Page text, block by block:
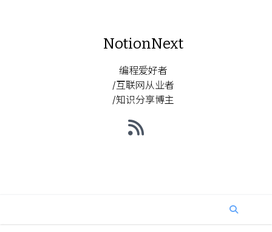
NotionNext
编程爱好者
/互联网从业者
/知识分享博主